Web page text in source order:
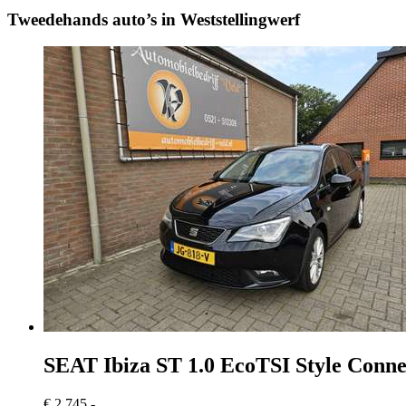
Tweedehands auto’s in Weststellingwerf
SEAT Ibiza ST 1.0 EcoTSI Style